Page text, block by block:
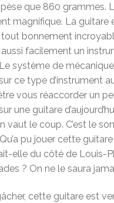
que 860 grammes.
magnifique. La guitare
tout bonnement
facilement un
système de
ce type d’instrument
vous réaccorder un
une guitare
vaut le coup. C’est le son
pu jouer cette guitare
elle du côté de Louis-
? On ne le saura
cette guitare est